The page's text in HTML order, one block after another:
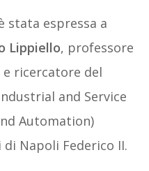
stata espressa a
Lippiello, professore
ricercatore del
and Service
Automation)
Napoli Federico II.